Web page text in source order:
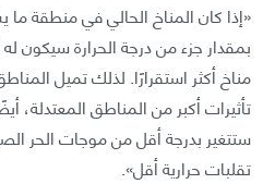
«إذا كان المناخ الحالي في منطقة ما
بمقدار جزء من درجة الحرارة سيكون
مناخ أكثر استقرارًا. لذلك تميل
تأثيرات أكبر من المناطق المعتدلة،
ستتغير بدرجة أقل من موجات الحر
تقلبات حرارية أقل».